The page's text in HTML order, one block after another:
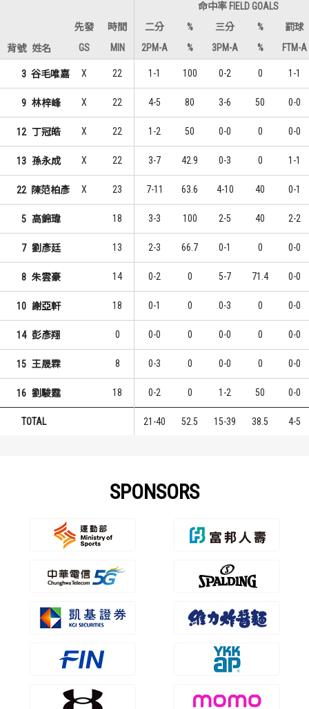
命中率 FIELD GOALS
先發
時間 二分 % 三分 %
罰球
背號 姓名 GS MIN 2PM-A % 3PM-A % FTM-A
3 谷毛唯嘉 X 22 1-1 100 0-2 0 1-1
9 林梓峰 X 22 4-5 80 3-6 50 0-0
12 丁冠皓 X 22 1-2 50 0-0 0 0-0
13 孫永成 X 22 3-7 42.9 0-3 0 1-1
22 陳范柏彥 X 23 7-11 63.6 4-10 40 0-1
5 高錦瑋 18 3-3 100 2-5 40 2-2
7 劉彥廷 13 2-3 66.7 0-1 0 0-0
8 朱雲豪 14 0-2 0 5-7 71.4 0-0
10 謝亞軒 18 0-1 0 0-3 0 0-0
14 彭彥翔 0 0-0 0 0-0 0 0-0
15 王晟霖 8 0-3 0 0-0 0 0-0
16 劉駿霆 18 0-2 0 1-2 50 0-0
TOTAL 21-40 52.5 15-39 38.5 4-5
SPONSORS